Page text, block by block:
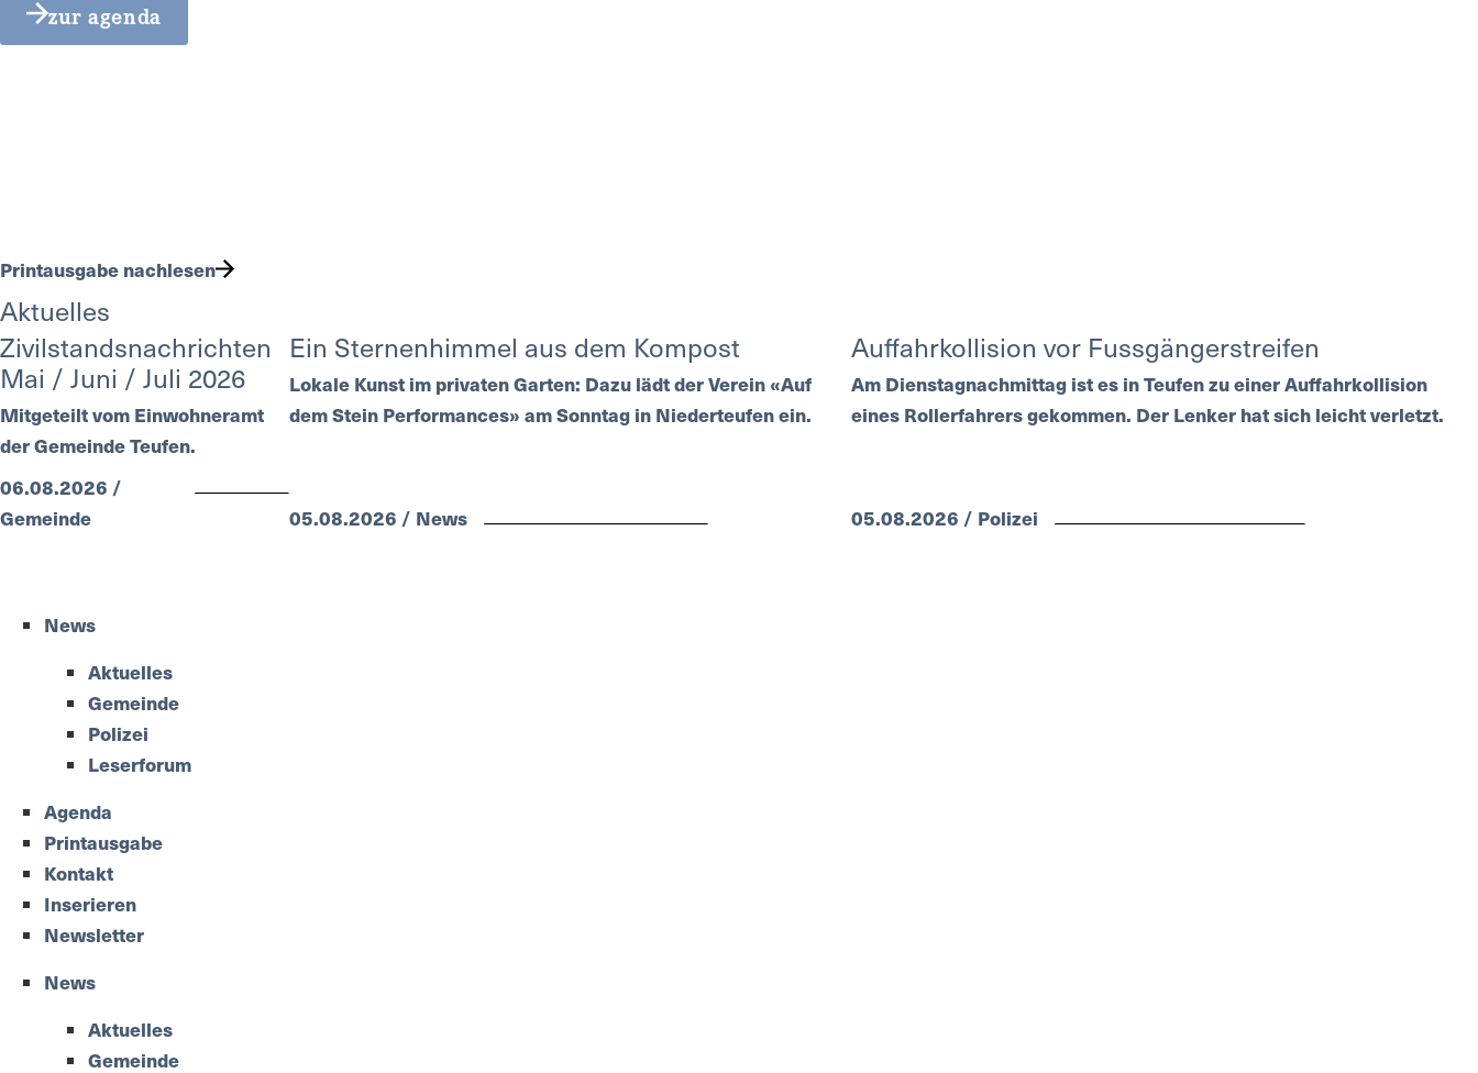
zur agenda
Printausgabe nachlesen
Aktuelles
Zivilstandsnachrichten
Mai / Juni / Juli 2026
Mitgeteilt vom Einwohneramt
der Gemeinde Teufen.
06.08.2026 /
Gemeinde
Ein Sternenhimmel aus dem Kompost
Lokale Kunst im privaten Garten: Dazu lädt der Verein «Auf
dem Stein Performances» am Sonntag in Niederteufen ein.
05.08.2026 / News
Auffahrkollision vor Fussgängerstreifen
Am Dienstagnachmittag ist es in Teufen zu einer Auffahrkollision
eines Rollerfahrers gekommen. Der Lenker hat sich leicht verletzt.
05.08.2026 / Polizei
News
Aktuelles
Gemeinde
Polizei
Leserforum
Agenda
Printausgabe
Kontakt
Inserieren
Newsletter
News
Aktuelles
Gemeinde